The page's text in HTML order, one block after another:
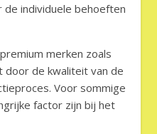
de individuele behoeften
merken zoals
door de kwaliteit van de
Voor sommige
factor zijn bij het